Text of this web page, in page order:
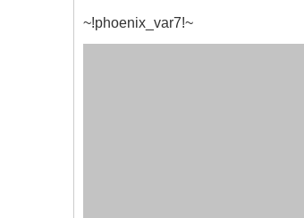
~!phoenix_var7!~